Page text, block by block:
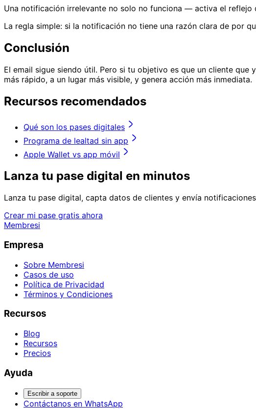
Una notificación irrelevante no solo no funciona — activa el reflejo
La regla simple: si la notificación no tiene una razón clara de por
Conclusión
El email sigue siendo útil. Pero si tu objetivo es que un cliente
más rápido, a un lugar más visible, y genera acción más inmediata.
Recursos recomendados
Qué son los pases digitales
Programa de lealtad sin app
Apple Wallet vs app móvil
Lanza tu pase digital en minutos
Lanza tu pase digital, capta datos de clientes y envía
Crear mi pase gratis ahora
Membresi
Empresa
Sobre Membresi
Casos de uso
Política de Privacidad
Términos y Condiciones
Recursos
Blog
Recursos
Precios
Ayuda
Escribir a soporte
Contáctanos en WhatsApp